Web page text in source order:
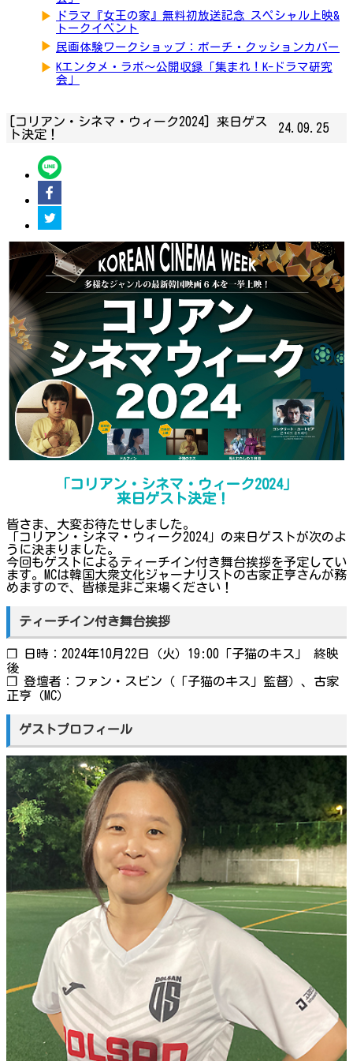
▶
ドラマ『女王の家』無料初放送記念 スペシャル上映&
トークイベント
▶ 民画体験ワークショップ：ポーチ・クッションカバー
▶ Kエンタメ・ラボ～公開収録「集まれ！K-ドラマ研究
会」
[コリアン・シネマ・ウィーク2024] 来日ゲス
ト決定！
24.09.25
「コリアン・シネマ・ウィーク2024」
来日ゲスト決定！
皆さま、大変お待たせしました。
「コリアン・シネマ・ウィーク2024」の来日ゲストが次のよ
うに決まりました。
今回もゲストによるティーチイン付き舞台挨拶を予定してい
ます。MCは韓国大衆文化ジャーナリストの古家正亨さんが務
めますので、皆様是非ご来場ください！
ティーチイン付き舞台挨拶
❐ 日時：2024年10月22日（火）19:00「子猫のキス」 終映
後
❐ 登壇者：ファン・スビン（「子猫のキス」監督）、古家
正亨（MC）
ゲストプロフィール